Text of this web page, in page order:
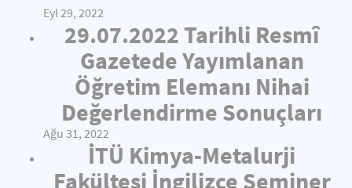
Eyl 29, 2022
29.07.2022 Tarihli Resmî
Gazetede Yayımlanan
Öğretim Elemanı Nihai
Değerlendirme Sonuçları
Ağu 31, 2022
İTÜ Kimya-Metalurji
Fakültesi İngilizce Seminer